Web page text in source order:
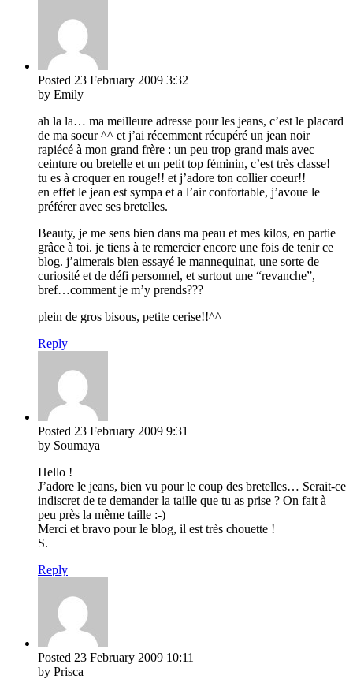
Posted 23 February 2009 3:32
by Emily
ah la la… ma meilleure adresse pour les jeans, c’est le placard
de ma soeur ^^ et j’ai récemment récupéré un jean noir
rapiécé à mon grand frère : un peu trop grand mais avec
ceinture ou bretelle et un petit top féminin, c’est très classe!
tu es à croquer en rouge!! et j’adore ton collier coeur!!
en effet le jean est sympa et a l’air confortable, j’avoue le
préférer avec ses bretelles.
Beauty, je me sens bien dans ma peau et mes kilos, en partie
grâce à toi. je tiens à te remercier encore une fois de tenir ce
blog. j’aimerais bien essayé le mannequinat, une sorte de
curiosité et de défi personnel, et surtout une “revanche”,
bref…comment je m’y prends???
plein de gros bisous, petite cerise!!^^
Reply
Posted 23 February 2009 9:31
by Soumaya
Hello !
J’adore le jeans, bien vu pour le coup des bretelles… Serait-ce
indiscret de te demander la taille que tu as prise ? On fait à
peu près la même taille :-)
Merci et bravo pour le blog, il est très chouette !
S.
Reply
Posted 23 February 2009 10:11
by Prisca